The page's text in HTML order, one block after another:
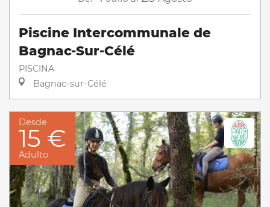
Piscine Intercommunale de
Bagnac-Sur-Célé
PISCINA
Bagnac-sur-Célé
Desde
15 €
Adulto